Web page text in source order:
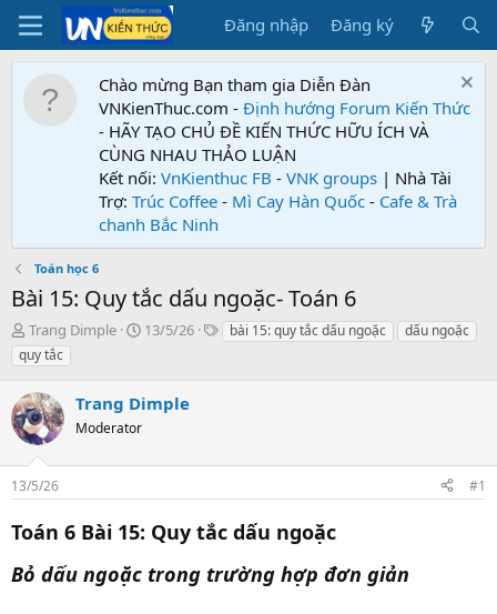
Đăng nhập Đăng ký
Chào mừng Bạn tham gia Diễn Đàn
VNKienThuc.com - Định hướng Forum Kiến Thức
- HÃY TẠO CHỦ ĐỀ KIẾN THỨC HỮU ÍCH VÀ
CÙNG NHAU THẢO LUẬN
Kết nối: VnKienthuc FB - VNK groups | Nhà Tài
Trợ: Trúc Coffee - Mì Cay Hàn Quốc - Cafe & Trà
chanh Bắc Ninh
Toán học 6
Bài 15: Quy tắc dấu ngoặc- Toán 6
T
h
r
e
a
d
s
t
a
t
r
Trang Dimple
N
g
13/5/26
Tbài 15: quy tắc dấu ngoặc
dấu ngoặc
quy tắc
Trang Dimple
Moderator
13/5/26 #1
Toán 6 Bài 15: Quy tắc dấu ngoặc
Bỏ dấu ngoặc trong trường hợp đơn giản